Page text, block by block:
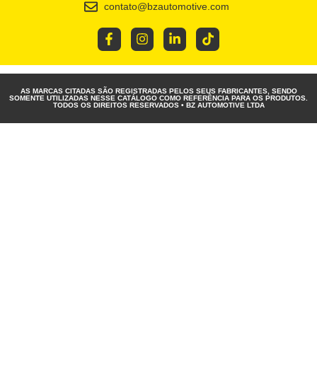
contato@bzautomotive.com
AS MARCAS CITADAS SÃO REGISTRADAS PELOS SEUS FABRICANTES, SENDO
SOMENTE UTILIZADAS NESSE CATÁLOGO COMO REFERÊNCIA PARA OS PRODUTOS.
TODOS OS DIREITOS RESERVADOS • BZ AUTOMOTIVE LTDA